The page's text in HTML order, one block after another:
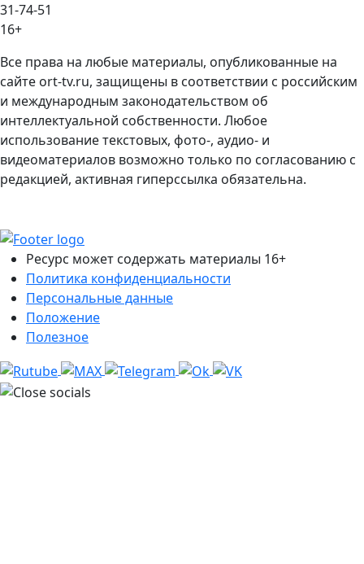
31-74-51
16+
Все права на любые материалы, опубликованные на
сайте ort-tv.ru, защищены в соответствии с российским
и международным законодательством об
интеллектуальной собственности. Любое
использование текстовых, фото-, аудио- и
видеоматериалов возможно только по согласованию с
редакцией, активная гиперссылка обязательна.
Ресурс может содержать материалы 16+
Политика конфиденциальности
Персональные данные
Положение
Полезное